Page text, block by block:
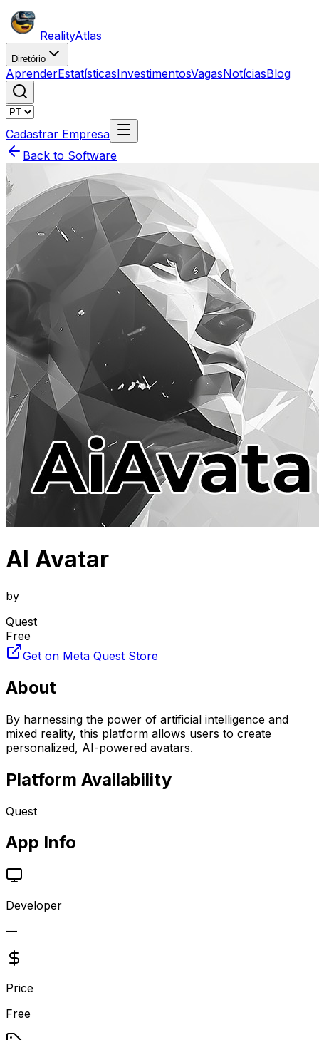
RealityAtlas
Diretório
AprenderEstatísticasInvestimentosVagasNotíciasBlog
Cadastrar Empresa
Back to Software
AI Avatar
by
Quest
Free
Get on Meta Quest Store
About
By harnessing the power of artificial intelligence and
mixed reality, this platform allows users to create
personalized, AI-powered avatars.
Platform Availability
Quest
App Info
Developer
—
Price
Free